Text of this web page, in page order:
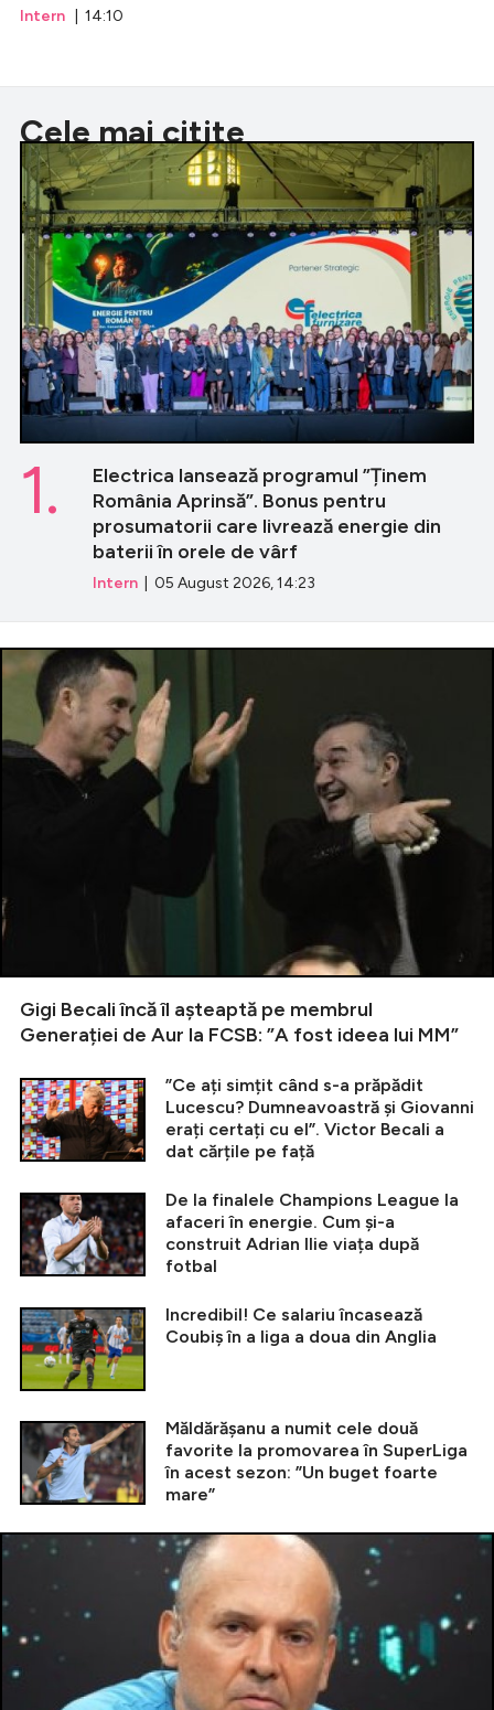
Intern | 14:10
Cele mai citite
Electrica lansează programul ”Ținem
România Aprinsă”. Bonus pentru
prosumatorii care livrează energie din
baterii în orele de vârf
Intern | 05 August 2026, 14:23
1.
Gigi Becali încă îl așteaptă pe membrul
Generației de Aur la FCSB: ”A fost ideea lui MM”
”Ce ați simțit când s-a prăpădit
Lucescu? Dumneavoastră și Giovanni
erați certați cu el”. Victor Becali a
dat cărțile pe față
De la finalele Champions League la
afaceri în energie. Cum și-a
construit Adrian Ilie viața după
fotbal
Incredibil! Ce salariu încasează
Coubiș în a liga a doua din Anglia
Măldărășanu a numit cele două
favorite la promovarea în SuperLiga
în acest sezon: ”Un buget foarte
mare”